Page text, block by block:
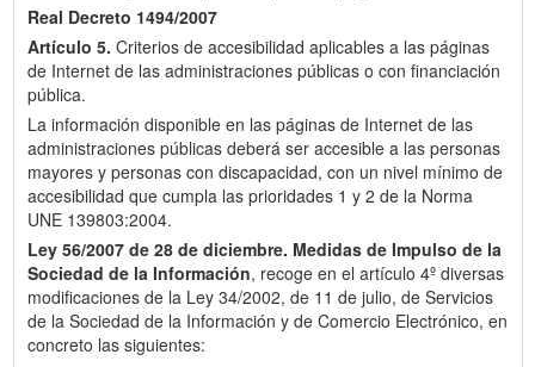
Real Decreto 1494/2007
Artículo 5. Criterios de accesibilidad aplicables a las páginas
de Internet de las administraciones públicas o con financiación
pública.
La información disponible en las páginas de Internet de las
administraciones públicas deberá ser accesible a las personas
mayores y personas con discapacidad, con un nivel mínimo de
accesibilidad que cumpla las prioridades 1 y 2 de la Norma
UNE 139803:2004.
Ley 56/2007 de 28 de diciembre. Medidas de Impulso de la
Sociedad de la Información, recoge en el artículo 4º diversas
modificaciones de la Ley 34/2002, de 11 de julio, de Servicios
de la Sociedad de la Información y de Comercio Electrónico, en
concreto las siguientes: